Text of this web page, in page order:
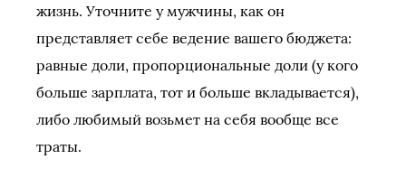
жизнь. Уточните у мужчины, как он
представляет себе ведение вашего бюджета:
равные доли, пропорциональные доли (у кого
больше зарплата, тот и больше вкладывается),
либо любимый возьмет на себя вообще все
траты.